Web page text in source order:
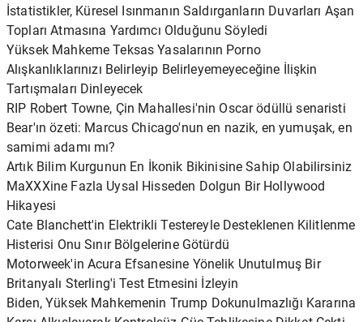
İstatistikler, Küresel Isınmanın Saldırganların Duvarları Aşan
Topları Atmasına Yardımcı Olduğunu Söyledi
Yüksek Mahkeme Teksas Yasalarının Porno
Alışkanlıklarınızı Belirleyip Belirleyemeyeceğine İlişkin
Tartışmaları Dinleyecek
RIP Robert Towne, Çin Mahallesi'nin Oscar ödüllü senaristi
Bear'ın özeti: Marcus Chicago'nun en nazik, en yumuşak, en
samimi adamı mı?
Artık Bilim Kurgunun En İkonik Bikinisine Sahip Olabilirsiniz
MaXXXine Fazla Uysal Hisseden Dolgun Bir Hollywood
Hikayesi
Cate Blanchett'in Elektrikli Testereyle Desteklenen Kilitlenme
Histerisi Onu Sınır Bölgelerine Götürdü
Motorweek'in Acura Efsanesine Yönelik Unutulmuş Bir
Britanyalı Sterling'i Test Etmesini İzleyin
Biden, Yüksek Mahkemenin Trump Dokunulmazlığı Kararına